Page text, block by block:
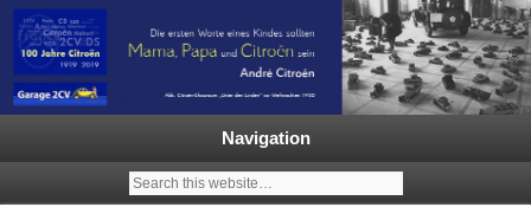
Ein neuer Citroën 2CV | ECO
2000 |1.200 Enten mehr in
Deutschland | French Classic
Garage 2CV – Automobile Klassiker
Navigation